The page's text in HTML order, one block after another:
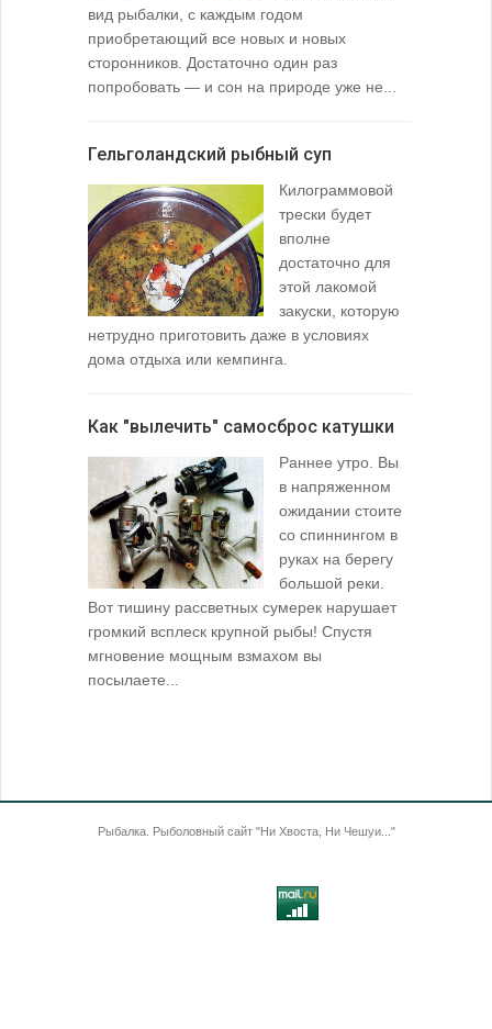
вид рыбалки, с каждым годом
приобретающий все новых и новых
сторонников. Достаточно один раз
попробовать — и сон на природе уже не...
Гельголандский рыбный суп
Килограммовой
трески будет
вполне
достаточно для
этой лакомой
закуски, которую
нетрудно приготовить даже в условиях
дома отдыха или кемпинга.
Как "вылечить" самосброс катушки
Раннее утро. Вы
в напряженном
ожидании стоите
со спиннингом в
руках на берегу
большой реки.
Вот тишину рассветных сумерек нарушает
громкий всплеск крупной рыбы! Спустя
мгновение мощным взмахом вы
посылаете...
Рыбалка. Рыболовный сайт "Ни Хвоста, Ни Чешуи..."